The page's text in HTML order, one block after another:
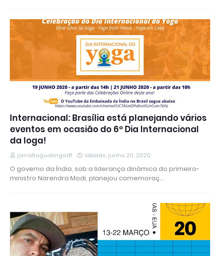
Internacional: Brasília está planejando vários
eventos em ocasião do 6º Dia Internacional
da Ioga!
jornaltaguatingadf sábado, junho 20, 2020
O governo da Índia, sob a liderança dinâmica do primeiro-
ministro Narendra Modi, planejou comemoraç…